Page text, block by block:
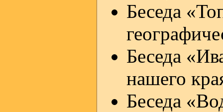
Беседа
Беседа
нашего
Беседа